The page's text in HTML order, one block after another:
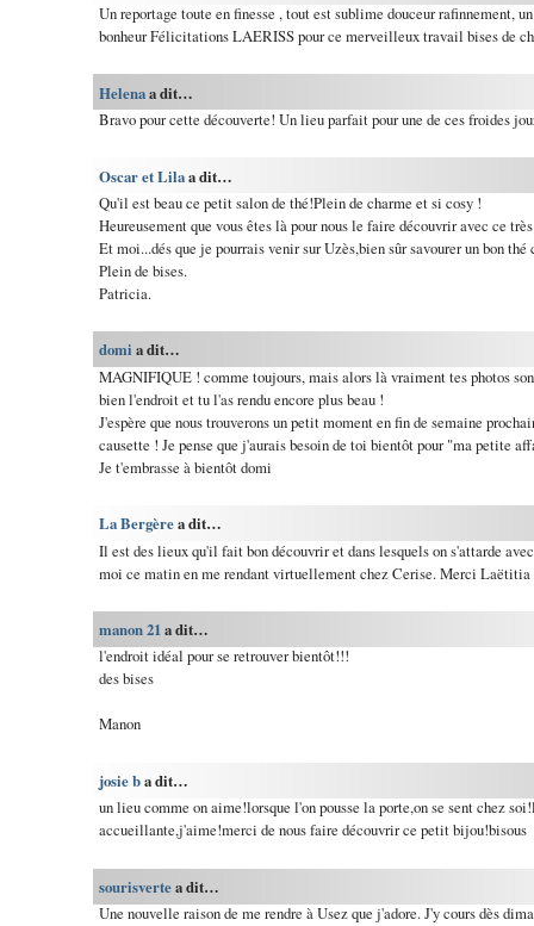
Un reportage toute en finesse , tout est sublime douceur rafinnement,
bonheur Félicitations LAERISS pour ce merveilleux travail bises de
Helenaa dit…
Bravo pour cette découverte! Un lieu parfait pour une de ces froides
Oscar et Lilaa dit…
Qu'il est beau ce petit salon de thé!Plein de charme et si cosy !
Heureusement que vous êtes là pour nous le faire découvrir avec ce
Et moi...dés que je pourrais venir sur Uzès,bien sûr savourer un bon
Plein de bises.
Patricia.
domi a dit…
MAGNIFIQUE ! comme toujours, mais alors là vraiment tes photos
bien l'endroit et tu l'as rendu encore plus beau !
J'espère que nous trouverons un petit moment en fin de semaine
causette ! Je pense que j'aurais besoin de toi bientôt pour "ma petite
Je t'embrasse à bientôt domi
La Bergèrea dit…
Il est des lieux qu'il fait bon découvrir et dans lesquels on s'attarde
moi ce matin en me rendant virtuellement chez Cerise. Merci Laëtitia
manon 21a dit…
l'endroit idéal pour se retrouver bientôt!!!
des bises
Manon
josie ba dit…
un lieu comme on aime!lorsque l'on pousse la porte,on se sent chez
accueillante,j'aime!merci de nous faire découvrir ce petit bijou!bisous
sourisvertea dit…
Une nouvelle raison de me rendre à Usez que j'adore. J'y cours dès